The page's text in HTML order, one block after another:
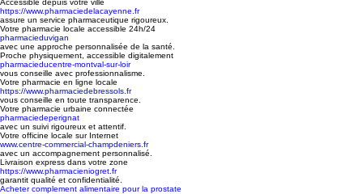
Accessible depuis votre ville
https://www.pharmaciedelacayenne.fr
assure un service pharmaceutique rigoureux.
Votre pharmacie locale accessible 24h/24
pharmacieduvigan
avec une approche personnalisée de la santé.
Proche physiquement, accessible digitalement
pharmacieducentre-montval-sur-loir
vous conseille avec professionnalisme.
Votre pharmacie en ligne locale
https://www.pharmaciedebressols.fr
vous conseille en toute transparence.
Votre pharmacie urbaine connectée
pharmaciedeperignat
avec un suivi rigoureux et attentif.
Votre officine locale sur Internet
www.centre-commercial-champdeniers.fr
avec un accompagnement personnalisé.
Livraison express dans votre zone
https://www.pharmacieniogret.fr
garantit qualité et confidentialité.
Acheter complement alimentaire pour la prostate